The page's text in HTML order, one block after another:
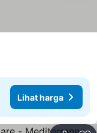
Lihat harga